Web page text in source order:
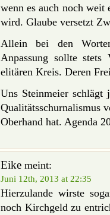
wenn es auch noch weit
wird. Glaube versetzt
Allein bei den
Anpassung sollte stets
elitären Kreis. Deren
Uns Steinmeier schlägt
Qualitätsschurnalismus
Oberhand hat. Agenda
Eike meint:
Juni 12th, 2013 at 22:35
Hierzulande wirste
noch Kirchgeld zu